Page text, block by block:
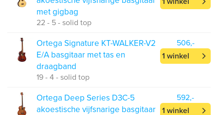
met gigbag
22 - 5 - solid top
Ortega Signature KT-WALKER-V2
E/A basgitaar met tas en
draagband
19 - 4 - solid top
506,-
1 winkel
Ortega Deep Series D3C-5
akoestische vijfsnarige basgitaar
592,-
1 winkel